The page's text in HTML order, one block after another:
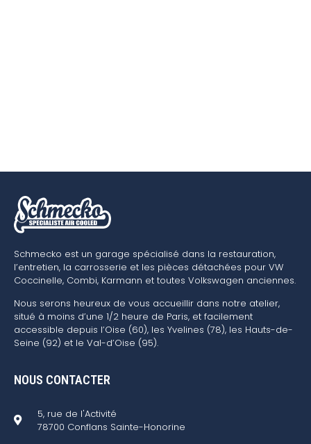
Schmecko est un garage spécialisé dans la restauration,
l’entretien, la carrosserie et les pièces détachées pour VW
Coccinelle, Combi, Karmann et toutes Volkswagen anciennes.
Nous serons heureux de vous accueillir dans notre atelier,
situé à moins d’une 1/2 heure de Paris, et facilement
accessible depuis l’Oise (60), les Yvelines (78), les Hauts-de-
Seine (92) et le Val-d’Oise (95).
NOUS CONTACTER
5, rue de l'Activité
78700 Conflans Sainte-Honorine